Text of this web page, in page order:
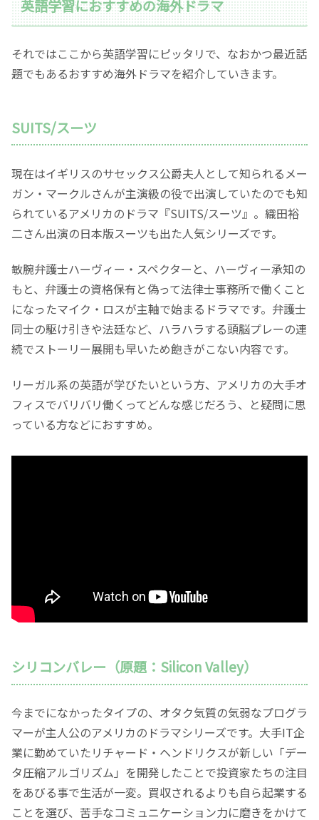
英語学習におすすめの海外ドラマ
それではここから英語学習にピッタリで、なおかつ最近話
題でもあるおすすめ海外ドラマを紹介していきます。
SUITS/スーツ
現在はイギリスのサセックス公爵夫人として知られるメー
ガン・マークルさんが主演級の役で出演していたのでも知
られているアメリカのドラマ『SUITS/スーツ』。織田裕
二さん出演の日本版スーツも出た人気シリーズです。
敏腕弁護士ハーヴィー・スペクターと、ハーヴィー承知の
もと、弁護士の資格保有と偽って法律士事務所で働くこと
になったマイク・ロスが主軸で始まるドラマです。弁護士
同士の駆け引きや法廷など、ハラハラする頭脳プレーの連
続でストーリー展開も早いため飽きがこない内容です。
リーガル系の英語が学びたいという方、アメリカの大手オ
フィスでバリバリ働くってどんな感じだろう、と疑問に思
っている方などにおすすめ。
シリコンバレー（原題：Silicon Valley）
今までになかったタイプの、オタク気質の気弱なプログラ
マーが主人公のアメリカのドラマシリーズです。大手IT企
業に勤めていたリチャード・ヘンドリクスが新しい「デー
タ圧縮アルゴリズム」を開発したことで投資家たちの注目
をあびる事で生活が一変。買収されるよりも自ら起業する
ことを選び、苦手なコミュニケーション力に磨きをかけて